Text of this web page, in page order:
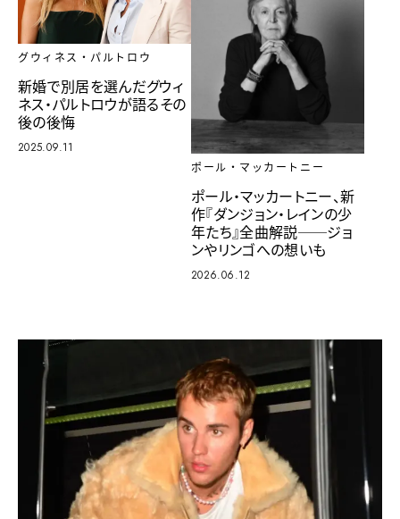
グウィネス・パルトロウ
新婚で別居を選んだグウィ
ネス・パルトロウが語るその
後の後悔
2025.09.11
ポール・マッカートニー
ポール・マッカートニー、新
作『ダンジョン・レインの少
年たち』全曲解説──ジョ
ンやリンゴへの想いも
2026.06.12